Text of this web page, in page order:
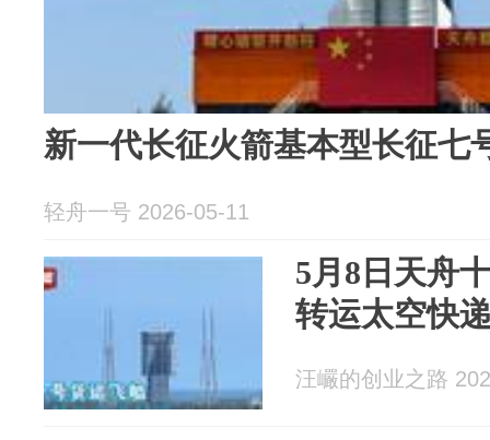
新一代长征火箭基本型长征七
轻舟一号 2026-05-11
5月8日天舟
转运太空快
汪巗的创业之路